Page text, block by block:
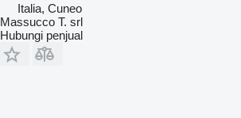
Italia, Cuneo
Massucco T. srl
Hubungi penjual